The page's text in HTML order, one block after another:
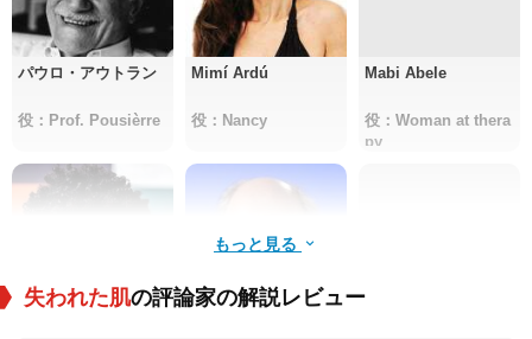
パウロ・アウトラン
役：Prof. Pousièrre
Mimí Ardú
役：Nancy
Mabi Abele
役：Woman at thera
py
もっと見る
失われた肌の評論家の解説レビュー